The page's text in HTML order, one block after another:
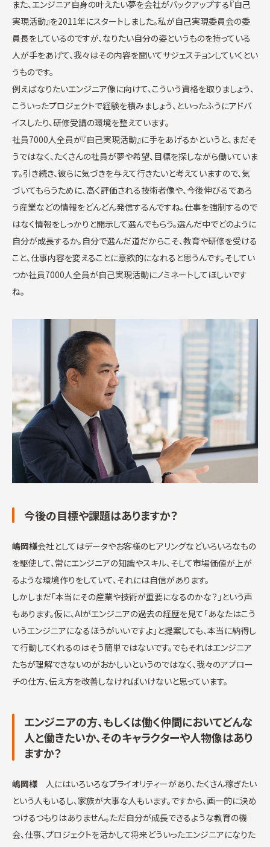
また、エンジニア自身の叶えたい夢を会社がバックアップする『自己
実現活動』を2011年にスタートしました。私が自己実現委員会の委
員長をしているのですが、なりたい自分の姿というものを持っている
人が手をあげて、我々はその内容を聞いてサジェスチョンしていくとい
うものです。
例えばなりたいエンジニア像に向けて、こういう資格を取りましょう、
こういったプロジェクトで経験を積みましょう、といったふうにアドバ
イスしたり、研修受講の環境を整えています。
社員7000人全員が『自己実現活動』に手をあげるかというと、まだそ
うではなく、たくさんの社員が夢や希望、目標を探しながら働いていま
す。引き続き、彼らに気づきを与えて行きたいと考えていますので、気
づいてもらうために、高く評価される技術者像や、今後伸びるであろ
う産業などの情報をどんどん発信するんですね。仕事を強制するので
はなく情報をしっかりと開示して選んでもらう。選んだ中でどのように
自分が成長するか。自分で選んだ道だからこそ、教育や研修を受ける
こと、仕事内容を変えることに意欲的になれると思うんです。そしてい
つか社員7000人全員が自己実現活動にノミネートしてほしいです
ね。
今後の目標や課題はありますか？
嶋岡様会社としてはデータやお客様のヒアリングなどいろいろなもの
を駆使して、常にエンジニアの知識やスキル、そして市場価値が上が
るような環境作りをしていて、それには自信があります。
しかしまだ「本当にその産業や技術が重要になるのかな？」という声
もあります。仮に、AIがエンジニアの過去の経歴を見て「あなたはこう
いうエンジニアになるほうがいいですよ」と提案しても、本当に納得し
て行動してくれるのはそう簡単ではないです。でもそれはエンジニア
たちが理解できないのがおかしいというのではなく、我々のアプロー
チの仕方、伝え方を改善しなければいけないと思っています。
エンジニアの方、もしくは働く仲間においてどんな
人と働きたいか、そのキャラクターや人物像はあり
ますか？
嶋岡様 人にはいろいろなプライオリティーがあり、たくさん稼ぎたい
という人もいるし、家族が大事な人もいます。ですから、画一的に決め
つけるつもりはありません。ただ自分が成長できるような教育の機
会、仕事、プロジェクトを活かして将来どういったエンジニアになりた